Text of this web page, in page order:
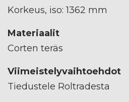
Korkeus, iso: 1362 mm
Materiaalit
Corten teräs
Viimeistelyvaihtoehdot
Tiedustele Roltradesta